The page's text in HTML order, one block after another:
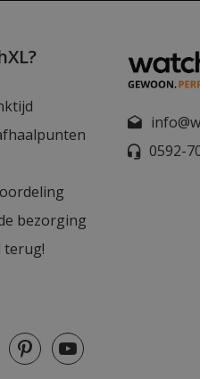
bezorging
terug!
0592-